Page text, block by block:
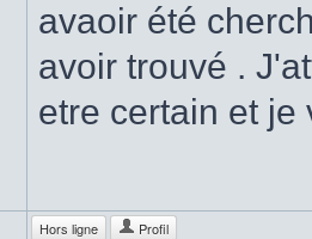
avaoir été
avoir trouvé .
etre certain et je
Hors ligne Profil